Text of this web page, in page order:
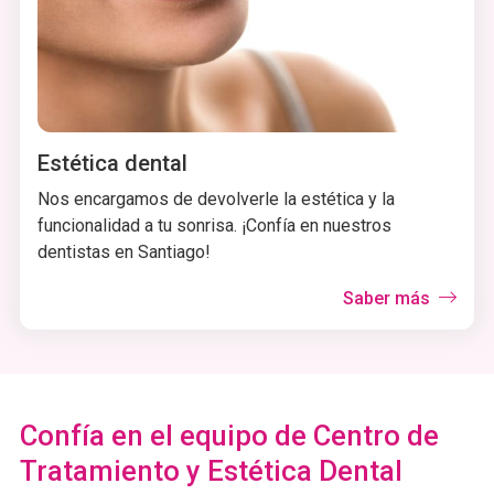
¿Quieres devolverle la
funcionalidad a tu boca?
dentales
Estética dental
Nos encargamos de devolverle la estética y la
funcionalidad a tu sonrisa. ¡Confía en nuestros
dentistas en Santiago!
Saber más
Confía en el equipo de Centro de
Tratamiento y Estética Dental